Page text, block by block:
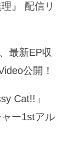
』 配信リ
最新EP収
公開！
Cat!!」
ー1stアル